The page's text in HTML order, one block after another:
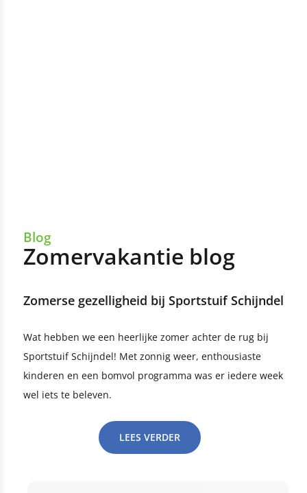
Blog
Zomervakantie blog
Zomerse gezelligheid bij Sportstuif Schijndel
Wat hebben we een heerlijke zomer achter de rug bij
Sportstuif Schijndel! Met zonnig weer, enthousiaste
kinderen en een bomvol programma was er iedere week
wel iets te beleven.
LEES VERDER